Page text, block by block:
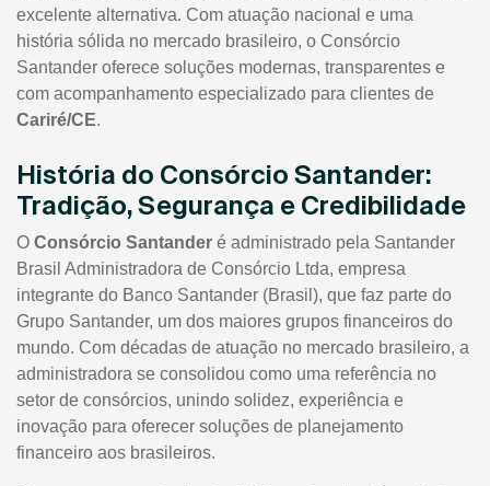
excelente alternativa. Com atuação nacional e uma
história sólida no mercado brasileiro, o Consórcio
Santander oferece soluções modernas, transparentes e
com acompanhamento especializado para clientes de
Cariré/CE.
História do Consórcio Santander:
Tradição, Segurança e Credibilidade
O Consórcio Santander é administrado pela Santander
Brasil Administradora de Consórcio Ltda, empresa
integrante do Banco Santander (Brasil), que faz parte do
Grupo Santander, um dos maiores grupos financeiros do
mundo. Com décadas de atuação no mercado brasileiro, a
administradora se consolidou como uma referência no
setor de consórcios, unindo solidez, experiência e
inovação para oferecer soluções de planejamento
financeiro aos brasileiros.